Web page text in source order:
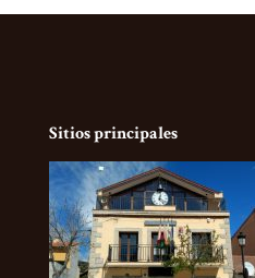
Sitios principales